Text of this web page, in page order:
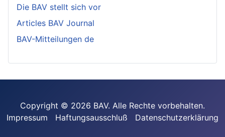
Die BAV stellt sich vor
Articles BAV Journal
BAV-Mitteilungen de
Copyright © 2026 BAV. Alle Rechte vorbehalten.
Impressum
Haftungsausschluß Datenschutzerklärung